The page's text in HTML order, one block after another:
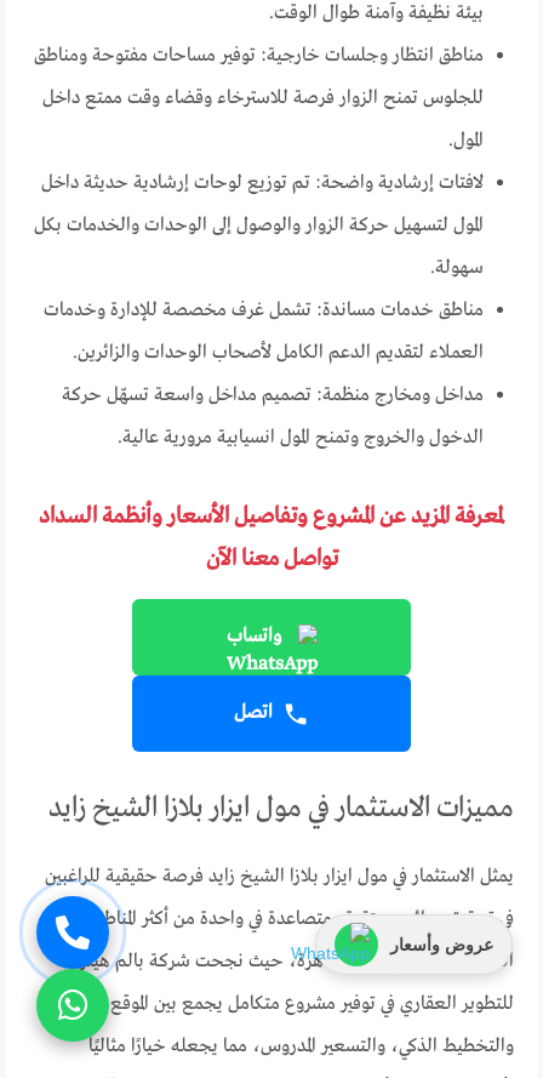
بيئة نظيفة وآمنة طوال الوقت.
مناطق انتظار وجلسات خارجية: توفير مساحات مفتوحة ومناطق
للجلوس تمنح الزوار فرصة للاسترخاء وقضاء وقت ممتع داخل
المول.
لافتات إرشادية واضحة: تم توزيع لوحات إرشادية حديثة داخل
المول لتسهيل حركة الزوار والوصول إلى الوحدات والخدمات بكل
سهولة.
مناطق خدمات مساندة: تشمل غرف مخصصة للإدارة وخدمات
العملاء لتقديم الدعم الكامل لأصحاب الوحدات والزائرين.
مداخل ومخارج منظمة: تصميم مداخل واسعة تسهّل حركة
الدخول والخروج وتمنح المول انسيابية مرورية عالية.
لمعرفة المزيد عن المشروع وتفاصيل الأسعار وأنظمة السداد
تواصل معنا الآن
واتساب
اتصل
مميزات الاستثمار في مول ايزار بلازا الشيخ زايد
يمثل الاستثمار في مول ايزار بلازا الشيخ زايد فرصة حقيقية للراغبين
في تحقيق عوائد مستقرة ومتصاعدة في واحدة من أكثر المناطق
التجارية نشاطًا في غرب القاهرة، حيث نجحت شركة بالم هيلز
للتطوير العقاري في توفير مشروع متكامل يجمع بين الموقع القوي،
والتخطيط الذكي، والتسعير المدروس، مما يجعله خيارًا مثاليًا
عروض وأسعار